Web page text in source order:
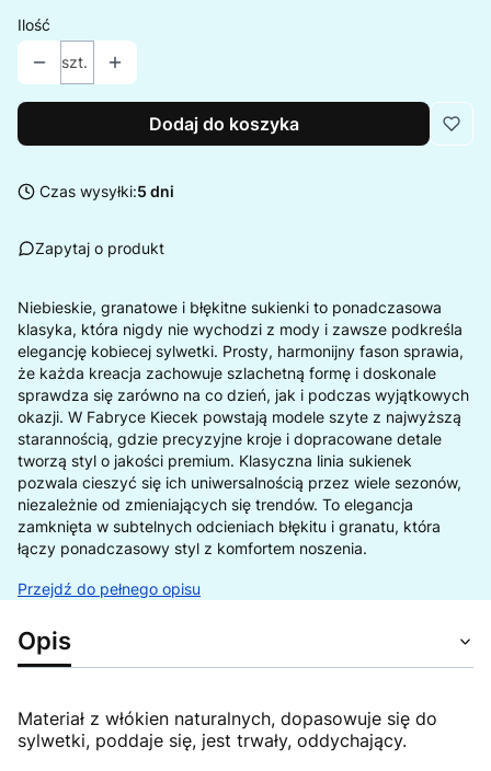
Ilość
szt.
Dodaj do koszyka
Czas wysyłki:5 dni
Zapytaj o produkt
Niebieskie, granatowe i błękitne sukienki to ponadczasowa
klasyka, która nigdy nie wychodzi z mody i zawsze podkreśla
elegancję kobiecej sylwetki. Prosty, harmonijny fason sprawia,
że każda kreacja zachowuje szlachetną formę i doskonale
sprawdza się zarówno na co dzień, jak i podczas wyjątkowych
okazji. W Fabryce Kiecek powstają modele szyte z najwyższą
starannością, gdzie precyzyjne kroje i dopracowane detale
tworzą styl o jakości premium. Klasyczna linia sukienek
pozwala cieszyć się ich uniwersalnością przez wiele sezonów,
niezależnie od zmieniających się trendów. To elegancja
zamknięta w subtelnych odcieniach błękitu i granatu, która
łączy ponadczasowy styl z komfortem noszenia.
Przejdź do pełnego opisu
Opis
Materiał z włókien naturalnych, dopasowuje się do
sylwetki, poddaje się, jest trwały, oddychający.